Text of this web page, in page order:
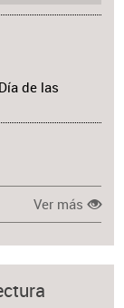
de las
Ver más